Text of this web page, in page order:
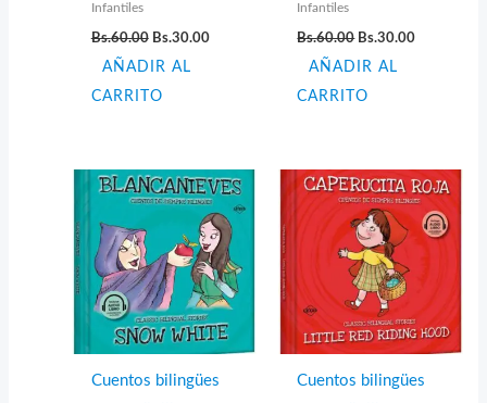
Infantiles
Bs.60.00 El
original
era:
Bs.60.00.
Bs.30.00El
AÑADIR AL
CARRITO
Infantiles
Bs.60.00 El
original
era:
Bs.60.00.
Bs.30.00
AÑADIR AL
CARRITO
Cuentos bilingües
Cuentos bilingües